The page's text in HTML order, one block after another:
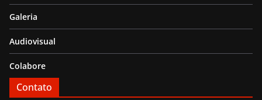
Galeria
Audiovisual
Colabore
Contato